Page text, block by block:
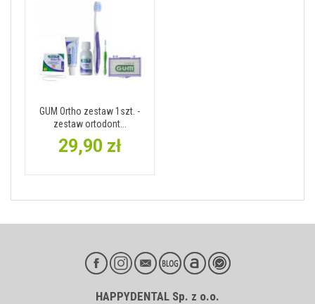
GUM Ortho zestaw 1szt. -
zestaw ortodont...
29,90 zł
HAPPYDENTAL Sp. z o.o.